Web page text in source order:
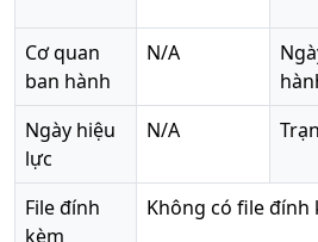
Cơ quan
ban hành
N/A
Ngày hiệu
lực
N/A
File đính
kèm
Không có file đính